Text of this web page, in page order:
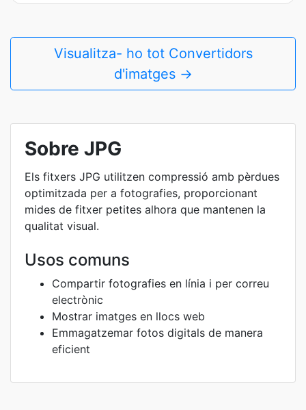
Visualitza- ho tot Convertidors
d'imatges →
Sobre JPG
Els fitxers JPG utilitzen compressió amb pèrdues
optimitzada per a fotografies, proporcionant
mides de fitxer petites alhora que mantenen la
qualitat visual.
Usos comuns
Compartir fotografies en línia i per correu
electrònic
Mostrar imatges en llocs web
Emmagatzemar fotos digitals de manera
eficient